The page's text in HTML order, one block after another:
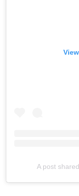
A post